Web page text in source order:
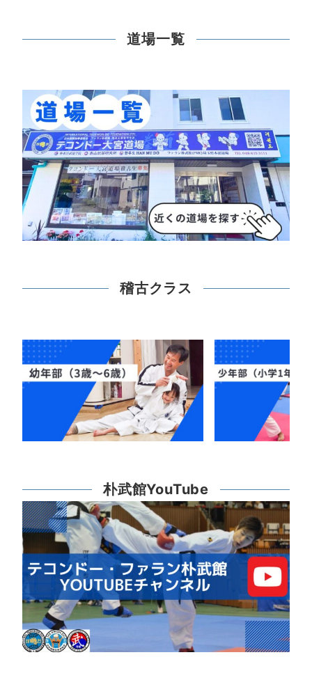
道場一覧
稽古クラス
朴武館YouTube